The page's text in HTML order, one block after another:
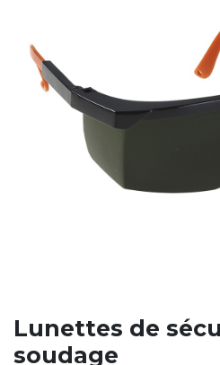
Lunettes de
soudage